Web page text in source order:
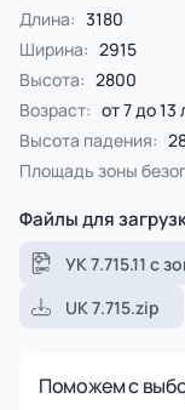
Длина: 3180
Ширина: 2915
Высота: 2800
Возраст: от 7 до 13
Высота падения:
Площадь зоны
Файлы для
УК 7.715.11 с
UK 7.715.zip
Поможем с